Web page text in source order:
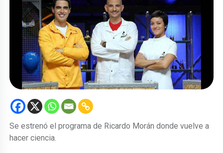
Se estrenó el programa de Ricardo Morán donde vuelve a
hacer ciencia.